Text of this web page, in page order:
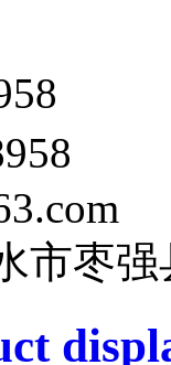
市枣